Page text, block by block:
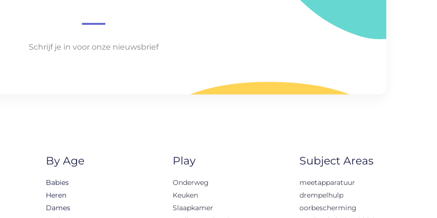
Schrijf je in voor onze nieuwsbrief
By Age
Babies
Heren
Dames
Play
Onderweg
Keuken
Slaapkamer
Subject Areas
meetapparatuur
drempelhulp
oorbescherming